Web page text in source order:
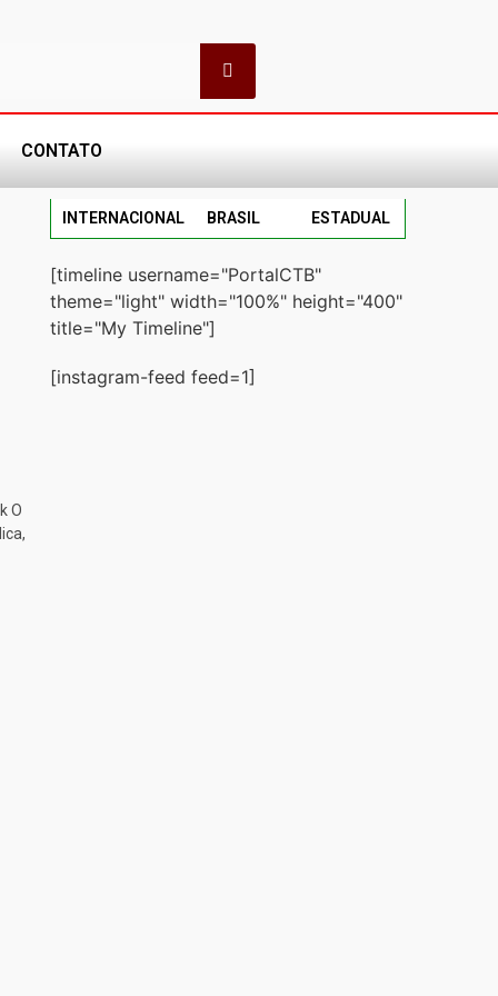
CONTATO
O
INTERNACIONAL BRASIL ESTADUAL
[timeline username="PortalCTB"
theme="light" width="100%" height="400"
title="My Timeline"]
[instagram-feed feed=1]